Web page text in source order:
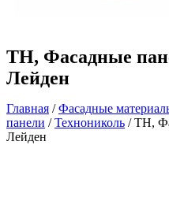
ТН, Фасадные
Лейден
Главная /Фасадные
панели /Технониколь / ТН,
Лейден